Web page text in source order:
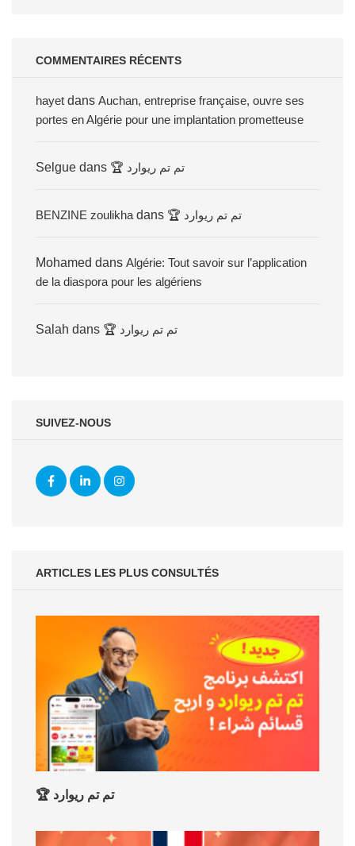
COMMENTAIRES RÉCENTS
hayet dans Auchan, entreprise française, ouvre ses
portes en Algérie pour une implantation prometteuse
Selgue dans 🏆 تم تم ريوارد
BENZINE zoulikha dans 🏆 تم تم ريوارد
Mohamed dans Algérie: Tout savoir sur l’application
de la diaspora pour les algériens
Salah dans 🏆 تم تم ريوارد
SUIVEZ-NOUS
ARTICLES LES PLUS CONSULTÉS
🏆 تم تم ريوارد